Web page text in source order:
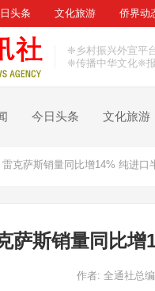
头条 文化旅游 侨界动
❈乡村振兴外宣平
❈传播中华文化❈
今日头条 文化旅游
雷克萨斯销量同比增14% 纯进口
萨斯销量同比增
作者: 全通社总